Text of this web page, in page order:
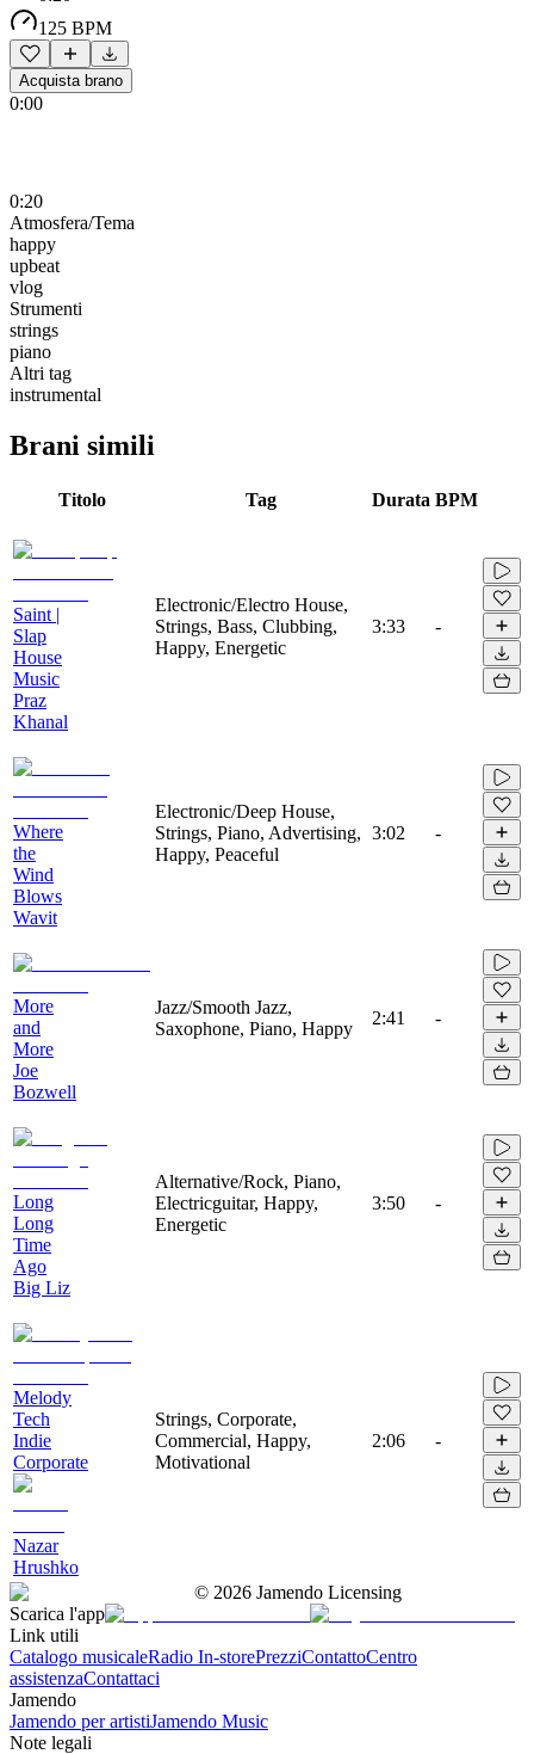
125 BPM
Acquista brano
0:00
0:20
Atmosfera/Tema
happy
upbeat
vlog
Strumenti
strings
piano
Altri tag
instrumental
Brani simili
Titolo Tag Durata BPM
Saint |
Slap
House
Music
Praz
Khanal
Electronic/Electro House,
Strings, Bass, Clubbing,
Happy, Energetic
3:33 -
Where
the
Wind
Blows
Wavit
Electronic/Deep House,
Strings, Piano, Advertising,
Happy, Peaceful
3:02 -
More
and
More
Joe
Bozwell
Jazz/Smooth Jazz,
Saxophone, Piano, Happy
2:41 -
Long
Long
Time
Ago
Big Liz
Alternative/Rock, Piano,
Electricguitar, Happy,
Energetic
3:50 -
Melody
Tech
Indie
Corporate
Nazar
Hrushko
Strings, Corporate,
Commercial, Happy,
Motivational
2:06 -
© 2026 Jamendo Licensing
Scarica l'app
Link utili
Catalogo musicaleRadio In-storePrezziContattoCentro
assistenzaContattaci
Jamendo
Jamendo per artistiJamendo Music
Note legali